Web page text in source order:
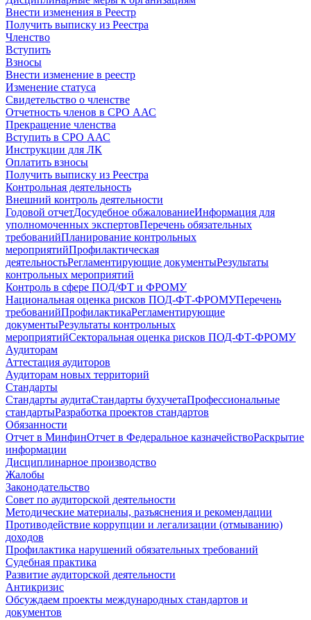
Внести изменения в Реестр
Получить выписку из Реестра
Членство
Вступить
Взносы
Внести изменение в реестр
Изменение статуса
Свидетельство о членстве
Отчетность членов в СРО ААС
Прекращение членства
Вступить в СРО ААС
Инструкции для ЛК
Оплатить взносы
Получить выписку из Реестра
Контрольная деятельность
Внешний контроль деятельности
Годовой отчетДосудебное обжалованиеИнформация для
уполномоченных экспертовПеречень обязательных
требованийПланирование контрольных
мероприятийПрофилактическая
деятельностьРегламентирующие документыРезультаты
контрольных мероприятий
Контроль в сфере ПОД/ФТ и ФРОМУ
Национальная оценка рисков ПОД-ФТ-ФРОМУПеречень
требованийПрофилактикаРегламентирующие
документыРезультаты контрольных
мероприятийСекторальная оценка рисков ПОД-ФТ-ФРОМУ
Аудиторам
Аттестация аудиторов
Аудиторам новых территорий
Стандарты
Стандарты аудитаСтандарты бухучетаПрофессиональные
стандартыРазработка проектов стандартов
Обязанности
Отчет в МинфинОтчет в Федеральное казначействоРаскрытие
информации
Дисциплинарное производство
Жалобы
Законодательство
Совет по аудиторской деятельности
Методические материалы, разъяснения и рекомендации
Противодействие коррупции и легализации (отмыванию)
доходов
Профилактика нарушений обязательных требований
Судебная практика
Развитие аудиторской деятельности
Антикризис
Обсуждаем проекты международных стандартов и
документов